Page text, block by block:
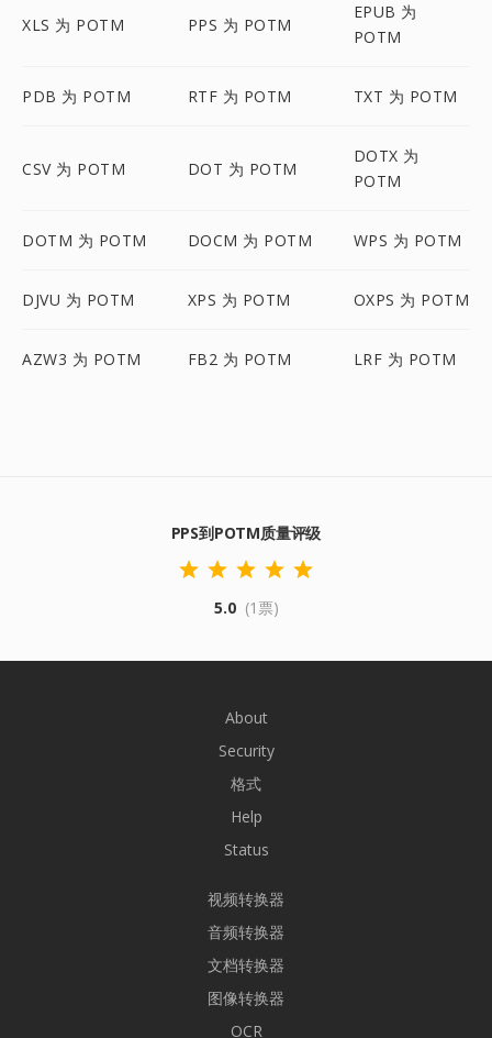
XLS 为 POTM PPS 为 POTM
EPUB 为
POTM
PDB 为 POTM RTF 为 POTM TXT 为 POTM
CSV 为 POTM DOT 为 POTM
DOTX 为
POTM
DOTM 为 POTM DOCM 为 POTM WPS 为 POTM
DJVU 为 POTM XPS 为 POTM OXPS 为 POTM
AZW3 为 POTM FB2 为 POTM LRF 为 POTM
PPS到POTM质量评级
5.0 (1票)
About
Security
格式
Help
Status
视频转换器
音频转换器
文档转换器
图像转换器
OCR